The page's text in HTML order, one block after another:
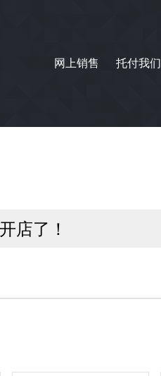
网上销售 托付我们
店了！